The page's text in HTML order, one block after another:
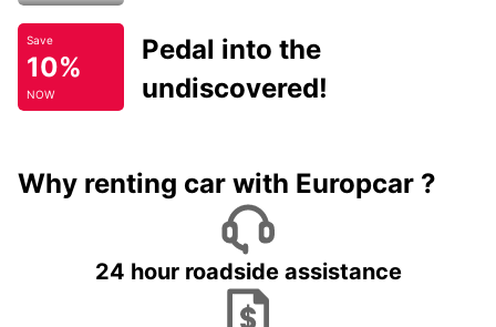
Save
10%
NOW
Pedal into the
undiscovered!
Why renting car with Europcar ?
24 hour roadside assistance